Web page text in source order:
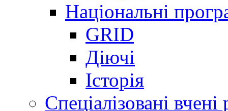
Національні
GRID
Діючі
Історія
Спеціалізовані вчені